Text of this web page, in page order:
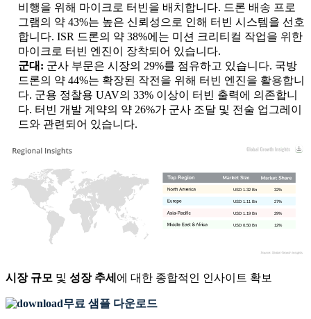
비행을 위해 마이크로 터빈을 배치합니다. 드론 배송 프로
그램의 약 43%는 높은 신뢰성으로 인해 터빈 시스템을 선호
합니다. ISR 드론의 약 38%에는 미션 크리티컬 작업을 위한
마이크로 터빈 엔진이 장착되어 있습니다.
군대: 군사 부문은 시장의 29%를 점유하고 있습니다. 국방
드론의 약 44%는 확장된 작전을 위해 터빈 엔진을 활용합니
다. 군용 정찰용 UAV의 33% 이상이 터빈 출력에 의존합니
다. 터빈 개발 계약의 약 26%가 군사 조달 및 전술 업그레이
드와 관련되어 있습니다.
12%
USD 0.50 Bn
29%
USD 1.19 Bn
27%
USD 1.11 Bn
32%
USD 1.32 Bn
시장 규모 및 성장 추세 에 대한 종합적인 인사이트 확보
무료 샘플 다운로드